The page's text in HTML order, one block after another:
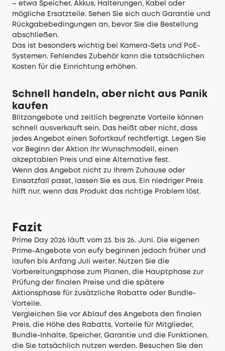
– etwa Speicher, Akkus, Halterungen, Kabel oder
mögliche Ersatzteile. Sehen Sie sich auch Garantie und
Rückgabebedingungen an, bevor Sie die Bestellung
abschließen.
Das ist besonders wichtig bei Kamera-Sets und PoE-
Systemen. Fehlendes Zubehör kann die tatsächlichen
Kosten für die Einrichtung erhöhen.
Schnell handeln, aber nicht aus Panik
kaufen
Blitzangebote und zeitlich begrenzte Vorteile können
schnell ausverkauft sein. Das heißt aber nicht, dass
jedes Angebot einen Sofortkauf rechtfertigt. Legen Sie
vor Beginn der Aktion Ihr Wunschmodell, einen
akzeptablen Preis und eine Alternative fest.
Wenn das Angebot nicht zu Ihrem Zuhause oder
Einsatzfall passt, lassen Sie es aus. Ein niedriger Preis
hilft nur, wenn das Produkt das richtige Problem löst.
Fazit
Prime Day 2026 läuft vom 23. bis 26. Juni. Die eigenen
Prime-Angebote von eufy beginnen jedoch früher und
laufen bis Anfang Juli weiter. Nutzen Sie die
Vorbereitungsphase zum Planen, die Hauptphase zur
Prüfung der finalen Preise und die spätere
Aktionsphase für zusätzliche Rabatte oder Bundle-
Vorteile.
Vergleichen Sie vor Ablauf des Angebots den finalen
Preis, die Höhe des Rabatts, Vorteile für Mitglieder,
Bundle-Inhalte, Speicher, Garantie und die Funktionen,
die Sie tatsächlich nutzen werden. Besuchen Sie den